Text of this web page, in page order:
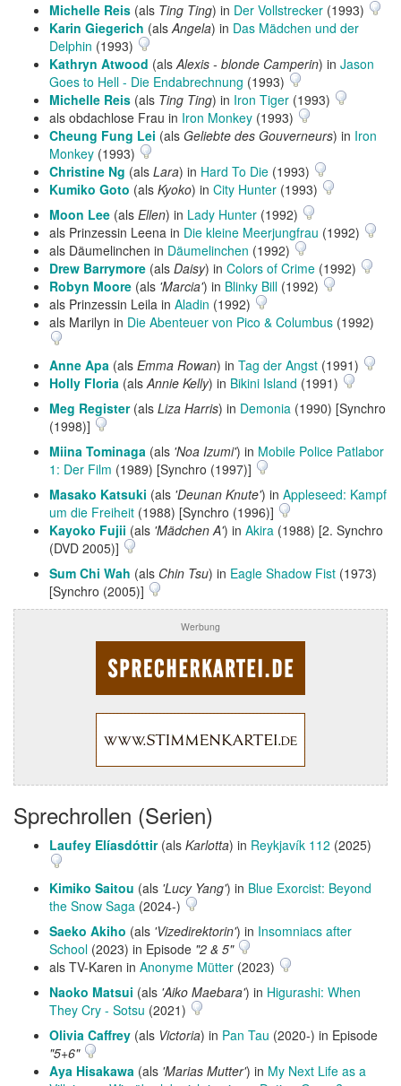
Michelle Reis (als Ting Ting) in Der Vollstrecker (1993)
Karin Giegerich (alsAngela) in Das Mädchen und der
Delphin (1993)
Kathryn Atwood (alsAlexis - blonde Camperin) in Jason
Goes to Hell - Die Endabrechnung (1993)
Michelle Reis (als Ting Ting) in Iron Tiger (1993)
als obdachlose Frau in Iron Monkey (1993)
Cheung Fung Lei (als Geliebte des Gouverneurs) in Iron
Monkey (1993)
Christine Ng (als Lara) in Hard To Die (1993)
Kumiko Goto (als Kyoko) in City Hunter (1993)
Moon Lee (als Ellen) in Lady Hunter (1992)
als Prinzessin Leena in Die kleine Meerjungfrau (1992)
als Däumelinchen in Däumelinchen (1992)
Drew Barrymore (als Daisy) in Colors of Crime (1992)
Robyn Moore (als 'Marcia') in Blinky Bill (1992)
als Prinzessin Leila in Aladin (1992)
als Marilyn in Die Abenteuer von Pico & Columbus (1992)
Anne Apa (als Emma Rowan) in Tag der Angst (1991)
Holly Floria (alsAnnie Kelly) in Bikini Island (1991)
Meg Register(als Liza Harris) in Demonia (1990) [Synchro
(1998)]
Miina Tominaga (als 'Noa Izumi') in Mobile Police Patlabor
1: Der Film (1989) [Synchro (1997)]
Masako Katsuki (als 'Deunan Knute') in Appleseed: Kampf
um die Freiheit (1988) [Synchro (1996)]
Kayoko Fujii (als 'Mädchen A') in Akira (1988) [2. Synchro
(DVD 2005)]
Sum Chi Wah (als Chin Tsu) in Eagle Shadow Fist (1973)
[Synchro (2005)]
Werbung
Sprechrollen (Serien)
Laufey Elíasdóttir(als Karlotta) in Reykjavík 112 (2025)
Kimiko Saitou (als 'Lucy Yang') in Blue Exorcist: Beyond
the Snow Saga (2024-)
Saeko Akiho (als 'Vizedirektorin') in Insomniacs after
School (2023) in Episode "2 & 5"
als TV-Karen in Anonyme Mütter (2023)
Naoko Matsui (als 'Aiko Maebara') in Higurashi: When
They Cry - Sotsu (2021)
Olivia Caffrey (als Victoria) in Pan Tau (2020-) in Episode
"5+6"
Aya Hisakawa (als 'Marias Mutter') in My Next Life as a